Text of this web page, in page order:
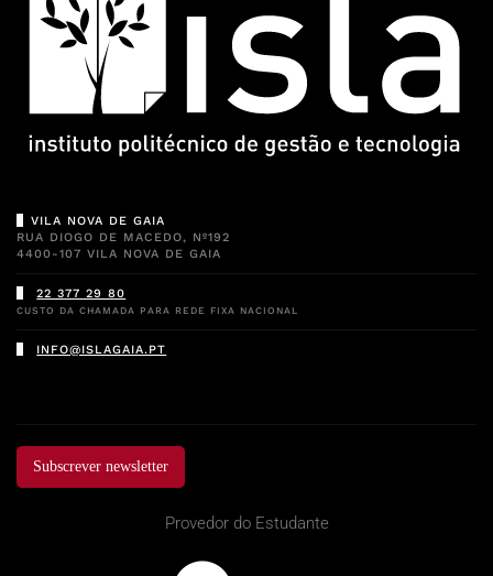
VILA NOVA DE GAIA
RUA DIOGO DE MACEDO, Nº192
4400-107 VILA NOVA DE GAIA
22 377 29 80
CUSTO DA CHAMADA PARA REDE FIXA NACIONAL
INFO@ISLAGAIA.PT
Subscrever newsletter
Provedor do Estudante